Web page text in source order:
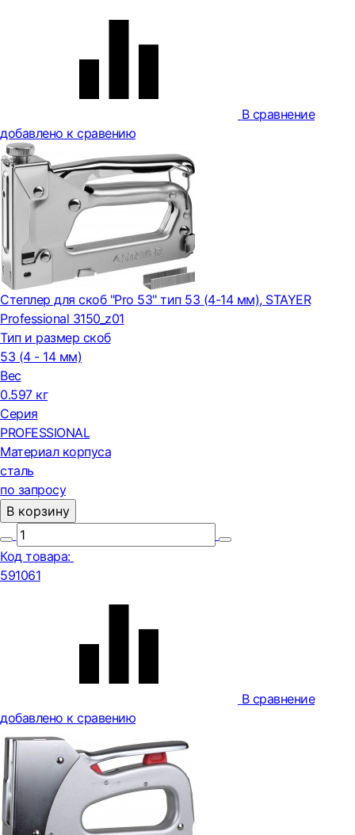
В сравнение
добавлено к сравению
Степлер для скоб "Pro 53" тип 53 (4-14 мм), STAYER
Professional 3150_z01
Тип и размер скоб
53 (4 - 14 мм)
Вес
0.597 кг
Серия
PROFESSIONAL
Материал корпуса
сталь
по запросу
В корзину
Код товара:
591061
В сравнение
добавлено к сравению